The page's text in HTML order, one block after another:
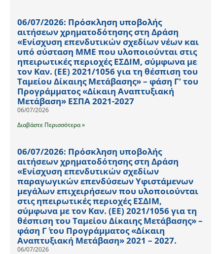
06/07/2026: Πρόσκληση υποβολής
αιτήσεων χρηματοδότησης στη Δράση
«Ενίσχυση επενδυτικών σχεδίων νέων και
υπό σύσταση ΜΜΕ που υλοποιούνται στις
ηπειρωτικές περιοχές ΕΣΔΙΜ, σύμφωνα με
τον Καν. (ΕΕ) 2021/1056 για τη θέσπιση του
Ταμείου Δίκαιης Μετάβασης» – φάση Γ’ του
Προγράμματος «Δίκαιη Αναπτυξιακή
Μετάβαση» ΕΣΠΑ 2021-2027
06/07/2026
Διαβάστε Περισσότερα »
06/07/2026: Πρόσκληση υποβολής
αιτήσεων χρηματοδότησης στη Δράση
«Ενίσχυση επενδυτικών σχεδίων
παραγωγικών επενδύσεων Υφιστάμενων
μεγάλων επιχειρήσεων που υλοποιούνται
στις ηπειρωτικές περιοχές ΕΣΔΙΜ,
σύμφωνα με τον Καν. (ΕΕ) 2021/1056 για τη
θέσπιση του Ταμείου Δίκαιης Μετάβασης» –
φάση Γ΄ του Προγράμματος «Δίκαιη
Αναπτυξιακή Μετάβαση» 2021 – 2027.
06/07/2026